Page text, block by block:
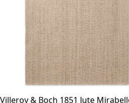
Villeroy & Boch 1851 Jute